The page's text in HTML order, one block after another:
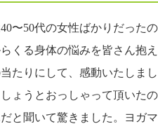
〜50代の女性ばかりだった
くる身体の悩みを皆さん抱
たりにして、感動いたしま
ょうとおっしゃって頂いた
と聞いて驚きました。ヨガ